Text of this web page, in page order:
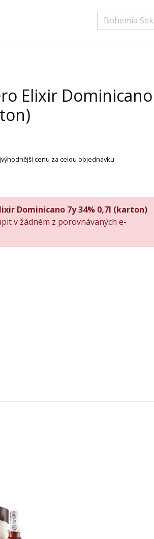
Elixir Dominicano
cenu za celou objednávku
Dominicano 7y 34% 0,7l (karton)
v žádném z porovnávaných e-